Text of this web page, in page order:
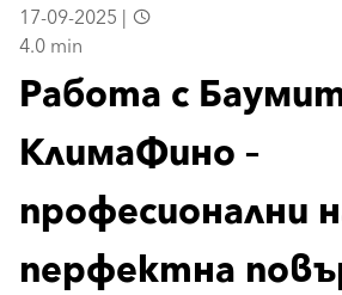
17-09-2025 |
4.0 min
Работа с
КлимаФино –
професионални
перфектна